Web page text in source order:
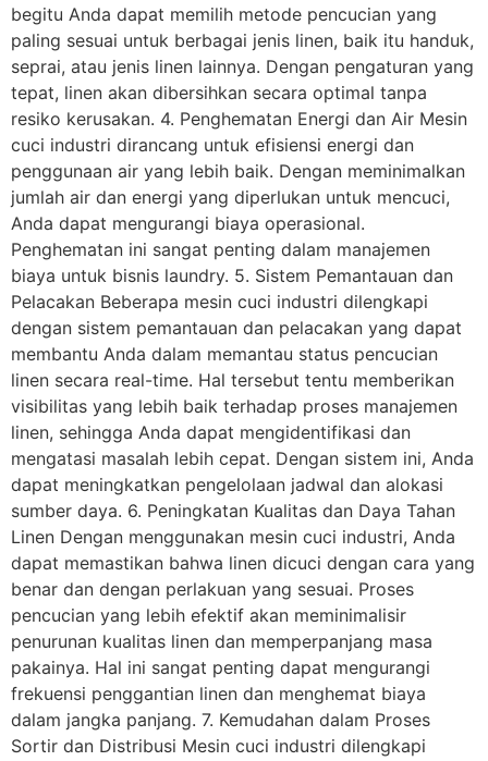
begitu Anda dapat memilih metode pencucian yang
paling sesuai untuk berbagai jenis linen, baik itu handuk,
seprai, atau jenis linen lainnya. Dengan pengaturan yang
tepat, linen akan dibersihkan secara optimal tanpa
resiko kerusakan. 4. Penghematan Energi dan Air Mesin
cuci industri dirancang untuk efisiensi energi dan
penggunaan air yang lebih baik. Dengan meminimalkan
jumlah air dan energi yang diperlukan untuk mencuci,
Anda dapat mengurangi biaya operasional.
Penghematan ini sangat penting dalam manajemen
biaya untuk bisnis laundry. 5. Sistem Pemantauan dan
Pelacakan Beberapa mesin cuci industri dilengkapi
dengan sistem pemantauan dan pelacakan yang dapat
membantu Anda dalam memantau status pencucian
linen secara real-time. Hal tersebut tentu memberikan
visibilitas yang lebih baik terhadap proses manajemen
linen, sehingga Anda dapat mengidentifikasi dan
mengatasi masalah lebih cepat. Dengan sistem ini, Anda
dapat meningkatkan pengelolaan jadwal dan alokasi
sumber daya. 6. Peningkatan Kualitas dan Daya Tahan
Linen Dengan menggunakan mesin cuci industri, Anda
dapat memastikan bahwa linen dicuci dengan cara yang
benar dan dengan perlakuan yang sesuai. Proses
pencucian yang lebih efektif akan meminimalisir
penurunan kualitas linen dan memperpanjang masa
pakainya. Hal ini sangat penting dapat mengurangi
frekuensi penggantian linen dan menghemat biaya
dalam jangka panjang. 7. Kemudahan dalam Proses
Sortir dan Distribusi Mesin cuci industri dilengkapi